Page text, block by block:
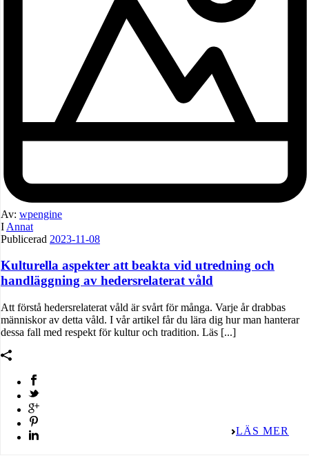
Av: wpengine
I Annat
Publicerad 2023-11-08
Kulturella aspekter att beakta vid utredning och
handläggning av hedersrelaterat våld
Att förstå hedersrelaterat våld är svårt för många. Varje år drabbas
människor av detta våld. I vår artikel får du lära dig hur man hanterar
dessa fall med respekt för kultur och tradition. Läs [...]
LÄS MER